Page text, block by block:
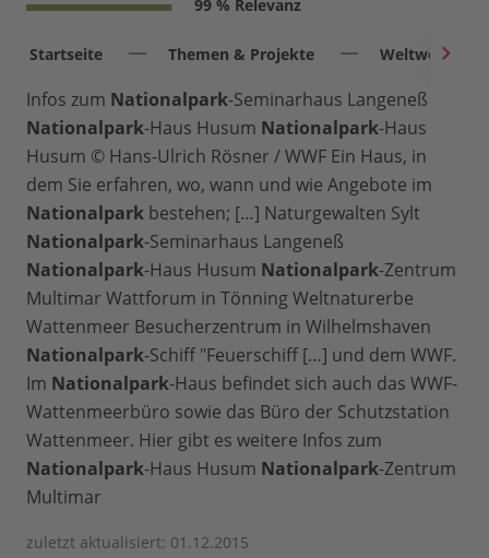
99 % Relevanz
Startseite Themen & Projekte Weltweit
Infos zum Nationalpark-Seminarhaus Langeneß
Nationalpark-Haus Husum Nationalpark-Haus
Husum © Hans-Ulrich Rösner / WWF Ein Haus, in
dem Sie erfahren, wo, wann und wie Angebote im
Nationalpark bestehen; […] Naturgewalten Sylt
Nationalpark-Seminarhaus Langeneß
Nationalpark-Haus Husum Nationalpark-Zentrum
Multimar Wattforum in Tönning Weltnaturerbe
Wattenmeer Besucherzentrum in Wilhelmshaven
Nationalpark-Schiff "Feuerschiff […] und dem WWF.
Im Nationalpark-Haus befindet sich auch das WWF-
Wattenmeerbüro sowie das Büro der Schutzstation
Wattenmeer. Hier gibt es weitere Infos zum
Nationalpark-Haus Husum Nationalpark-Zentrum
Multimar
zuletzt aktualisiert: 01.12.2015